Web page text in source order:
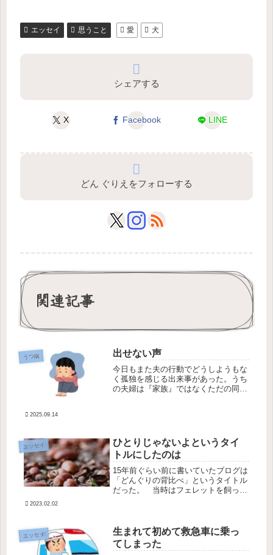
エッセイ 思うこと 愛 犬
シェアする
X Facebook LINE
どん ぐりえをフォローする
関連記事
うつ病 出せない声
今日もまた夫の行動でどうしようもな
く孤独を感じる出来事があった。うち
の夫婦は『家族』ではなくただの同居
た...
2025.09.14
エッセイ
ひとりじゃないよというタイ
トルにしたのは
15年前ぐらい前に書いていたブログは
「どんぐりの背比べ」というタイトル
だった。 当時はフェレットを飼って
ざ「どんぐりの背比べ」の意味でも
あ...
2023.02.02
エッセイ
生まれて初めて救急車に乗っ
てしまった